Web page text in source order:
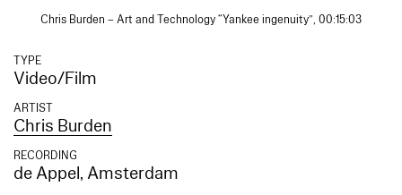
Chris Burden – Art and Technology “Yankee ingenuity”, 00:15:03
TYPE
Video/Film
ARTIST
Chris Burden
RECORDING
de Appel, Amsterdam